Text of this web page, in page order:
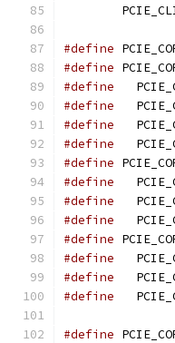
#define
#define
#define
#define
#define
#define
#define
#define
#define
#define
#define
#define
#define
#define
#define